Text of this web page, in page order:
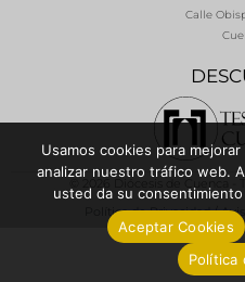
Calle
© 2026 Diócesis de Cuenca -
Política de Privacidad /
Usamos cookies para
analizar nuestro tráfico web.
usted da su
Aceptar Cookies
Política